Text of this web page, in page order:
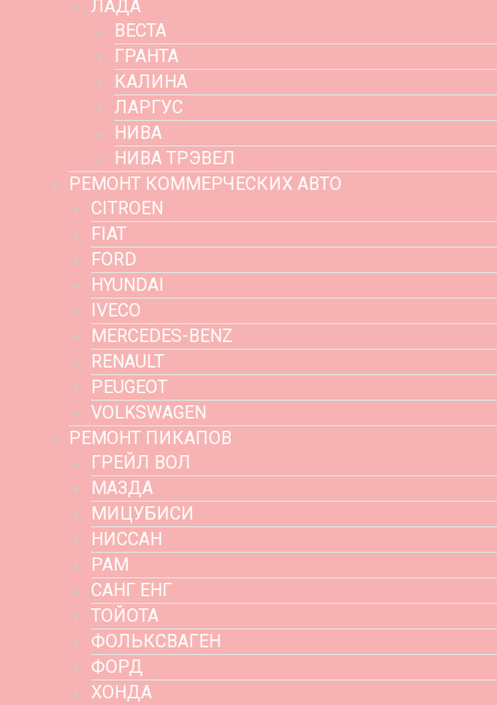
ЛАДА
ВЕСТА
ГРАНТА
КАЛИНА
ЛАРГУС
НИВА
НИВА ТРЭВЕЛ
РЕМОНТ КОММЕРЧЕСКИХ АВТО
CITROEN
FIAT
FORD
HYUNDAI
IVECO
MERCEDES-BENZ
RENAULT
PEUGEOT
VOLKSWAGEN
РЕМОНТ ПИКАПОВ
ГРЕЙЛ ВОЛ
МАЗДА
МИЦУБИСИ
НИССАН
РАМ
САНГ ЕНГ
ТОЙОТА
ФОЛЬКСВАГЕН
ФОРД
ХОНДА